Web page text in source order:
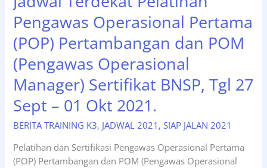
24
April
2025,
Online
Training
Pengawas Operasional Pertama
(POP) Pertambangan dan POM
(Pengawas Operasional
Manager) Sertifikat BNSP, Tgl 27
Sept – 01 Okt 2021.
BERITA TRAINING K3, JADWAL 2021 ,SIAP JALAN 2021
Pelatihan dan Sertifikasi Pengawas Operasional Pertama
(POP) Pertambangan dan POM (Pengawas Operasional